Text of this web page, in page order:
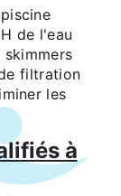
de l'eau
filtration
les
à